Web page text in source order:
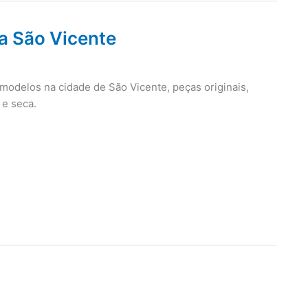
São Vicente
na cidade de São Vicente, peças originais,
seca.